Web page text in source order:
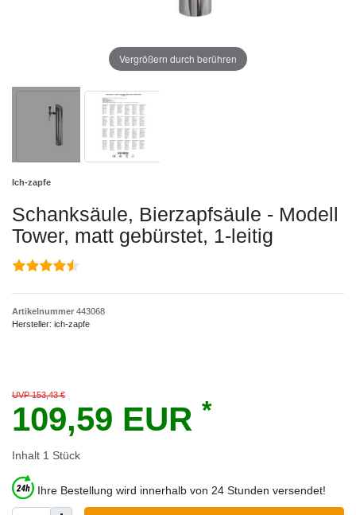
Vergrößern durch berühren
Ich-zapfe
Schanksäule, Bierzapfsäule - Modell
Tower, matt gebürstet, 1-leitig
Artikelnummer 443068
Hersteller: ich-zapfe
UVP 153,43 €
109,59 EUR *
Inhalt 1 Stück
Ihre Bestellung wird innerhalb von 24 Stunden versendet!